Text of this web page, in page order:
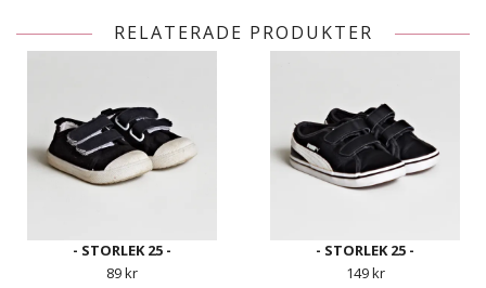
RELATERADE PRODUKTER
- STORLEK 25 -
89 kr
- STORLEK 25 -
149 kr